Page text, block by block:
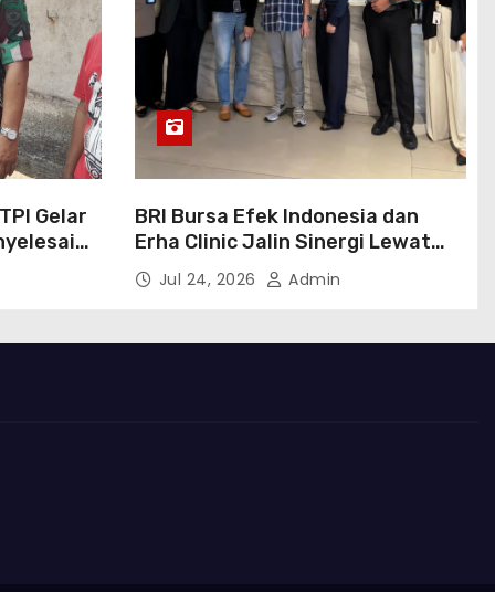
Gelar
BRI Bursa Efek Indonesia dan
Erha Clinic Jalin Sinergi Lewat
Program Marketing Kolaborasi
Jul 24, 2026 Admin